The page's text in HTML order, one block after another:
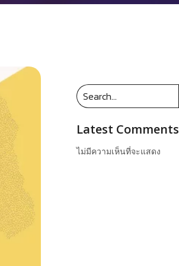
Latest Comments
ไม่มีความเห็นที่จะแสดง